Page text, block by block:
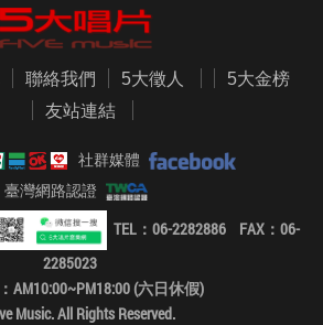
聯絡我們 5大徵人
5大金榜
友站連結
社群媒體
臺灣網路認證
TEL：06-2282886 FAX：06-
2285023
AM10:00~PM18:00 (六日休假)
Music. All Rights Reserved.